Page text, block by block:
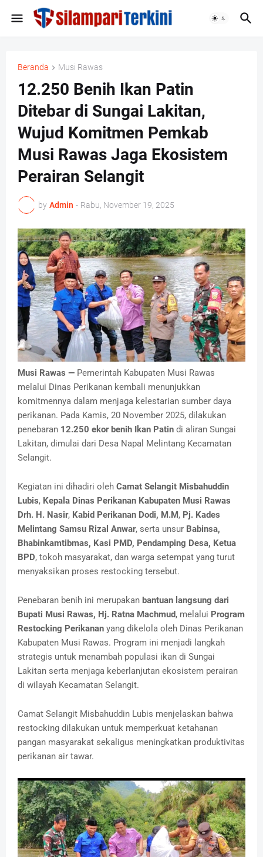
Beranda Musi Rawas
12.250 Benih Ikan Patin
Ditebar di Sungai Lakitan,
Wujud Komitmen Pemkab
Musi Rawas Jaga Ekosistem
Perairan Selangit
by Admin - Rabu, November 19, 2025
Musi Rawas — Pemerintah Kabupaten Musi Rawas
melalui Dinas Perikanan kembali menunjukkan
komitmennya dalam menjaga kelestarian sumber daya
perikanan. Pada Kamis, 20 November 2025, dilakukan
penebaran 12.250 ekor benih Ikan Patin di aliran Sungai
Lakitan, dimulai dari Desa Napal Melintang Kecamatan
Selangit.
Kegiatan ini dihadiri oleh Camat Selangit Misbahuddin
Lubis, Kepala Dinas Perikanan Kabupaten Musi Rawas
Drh. H. Nasir, Kabid Perikanan Dodi, M.M , Pj. Kades
Melintang Samsu Rizal Anwar, serta unsur Babinsa,
Bhabinkamtibmas, Kasi PMD, Pendamping Desa, Ketua
BPD, tokoh masyarakat, dan warga setempat yang turut
menyaksikan proses restocking tersebut.
Penebaran benih ini merupakan bantuan langsung dari
Bupati Musi Rawas, Hj. Ratna Machmud, melalui Program
Restocking Perikanan yang dikelola oleh Dinas Perikanan
Kabupaten Musi Rawas. Program ini menjadi langkah
strategis untuk menambah populasi ikan di Sungai
Lakitan serta menjaga keberlanjutan ekosistem perairan
di wilayah Kecamatan Selangit.
Camat Selangit Misbahuddin Lubis menjelaskan bahwa
restocking dilakukan untuk memperkuat ketahanan
pangan masyarakat sekaligus meningkatkan produktivitas
perikanan air tawar.